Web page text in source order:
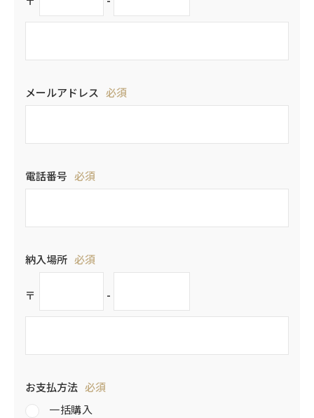
メールアドレス 必須
電話番号 必須
納入場所 必須
〒 -
お支払方法 必須
一括購入